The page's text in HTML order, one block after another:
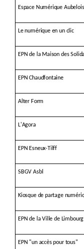
Espace Numérique Aubelois
Le numérique en un clic
EPN de la Maison des
EPN Chaudfontaine
Alter Form
L'Agora
EPN Esneux-Tilff
SBGV Asbl
Kiosque de partage
EPN de la Ville de Limbourg
EPN "un accès pour tous"